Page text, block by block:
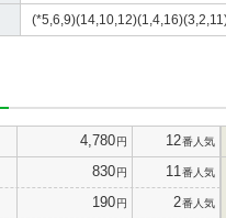
4,780円 12番人気
830円 11 番人気
190円 2番人気